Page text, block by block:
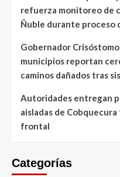
refuerza monitoreo de
Ñuble durante proceso
Gobernador
municipios reportan
caminos dañados tras
Autoridades entregan
aisladas de
frontal
Categorías